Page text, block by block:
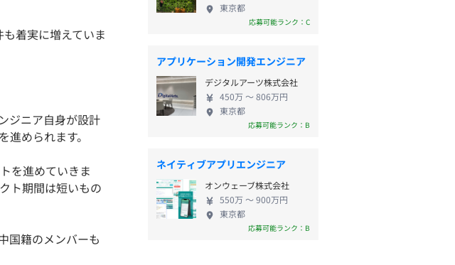
着実に増えていま
ジニア自身が設計
められます。
を進めていきま
ト期間は短いもの
国籍のメンバーも
東京都
応募可能ランク：C
アプリケーション開発エンジニア
デジタルアーツ株式会社
450万 〜 806万円
東京都
応募可能ランク：B
ネイティブアプリエンジニア
オンウェーブ株式会社
550万 〜 900万円
東京都
応募可能ランク：B